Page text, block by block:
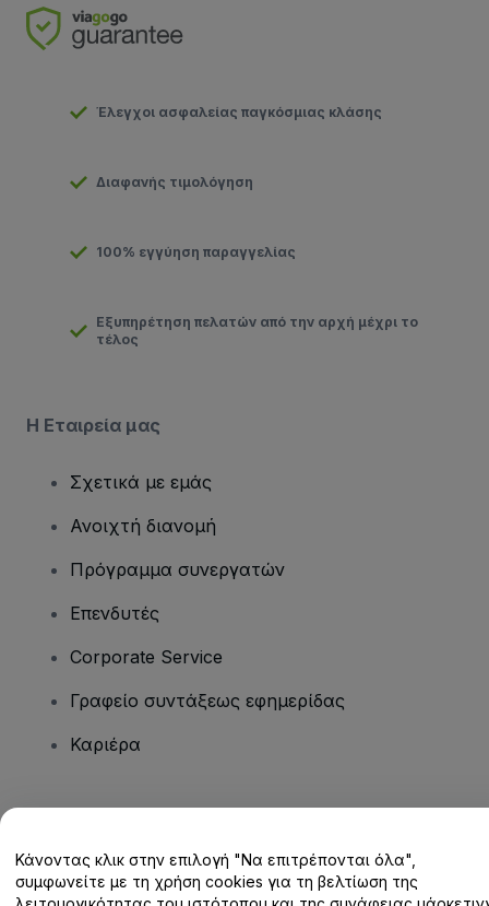
Έλεγχοι ασφαλείας παγκόσμιας κλάσης
Διαφανής τιμολόγηση
100% εγγύηση παραγγελίας
Εξυπηρέτηση πελατών από την αρχή μέχρι το
τέλος
Η Εταιρεία μας
Σχετικά με εμάς
Ανοιχτή διανομή
Πρόγραμμα συνεργατών
Επενδυτές
Corporate Service
Γραφείο συντάξεως εφημερίδας
Καριέρα
Κέντρο βοήθειας / Επικοινωνήστε μαζί μας
Κάνοντας κλικ στην επιλογή "Να επιτρέπονται όλα",
συμφωνείτε με τη χρήση cookies για τη βελτίωση της